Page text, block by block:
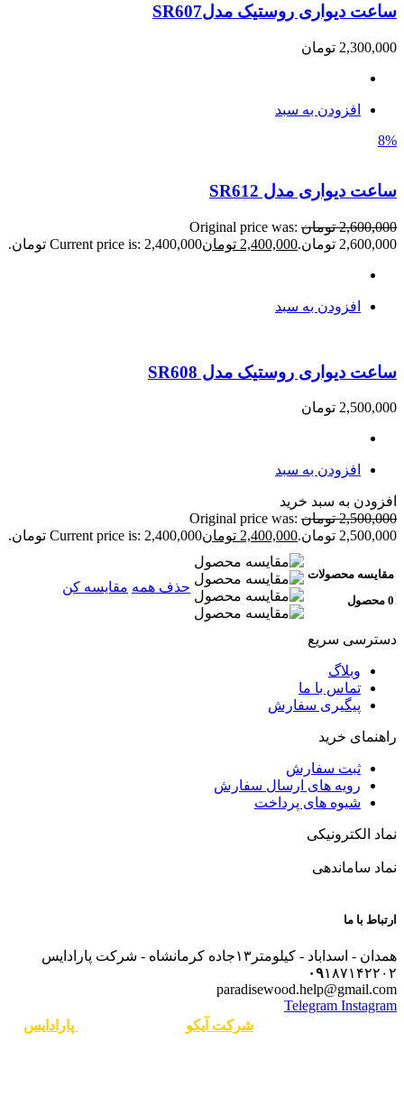
ساعت دیواری روستیک مدلSR607
2,300,000 تومان
افزودن به سبد
8%
ساعت دیواری مدل SR612
2,600,000 تومان Original price was:
2,600,000 تومان.
2,400,000 تومانCurrent price is: 2,400,000 تومان.
افزودن به سبد
ساعت دیواری روستیک مدل SR608
2,500,000 تومان
افزودن به سبد
افزودن به سبد خرید
2,500,000 تومان Original price was:
2,500,000 تومان.
2,400,000 تومانCurrent price is: 2,400,000 تومان.
مقایسه محصولات
0 محصول
حذف همه مقایسه کن
دسترسی سریع
وبلاگ
تماس با ما
پیگیری سفارش
راهنمای خرید
ثبت سفارش
رویه های ارسال سفارش
شیوه های پرداخت
نماد الکترونیکی
نماد ساماندهی
ارتباط با ما
همدان - اسداباد - کیلومتر۱۳جاده کرمانشاه - شرکت پارادایس
۰۹۱۸۷۱۴۲۲۰۲
paradisewood.help@gmail.com
Telegram Instagram
شرکت آیکو
پارادایس